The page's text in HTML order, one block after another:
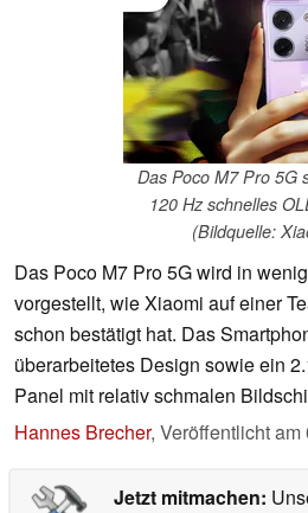
Das Poco M7 Pro 5G
120 Hz schnelles
(Bildquelle:
Das Poco M7 Pro 5G wird in
vorgestellt, wie Xiaomi auf einer
schon bestätigt hat. Das
überarbeitetes Design sowie ein
Panel mit relativ schmalen
Hannes Brecher, Veröffentlicht am
Jetzt mitmachen: